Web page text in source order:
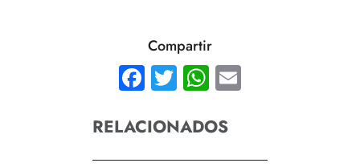
Compartir
Facebook
TwitterWhatsApp
RELACIONADOS